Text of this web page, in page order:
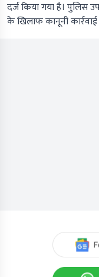
दर्ज किया गया है। पुलिस
के खिलाफ कानूनी कार्रवाई